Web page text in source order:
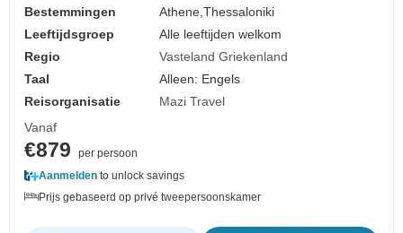
Bestemmingen
Athene,Thessaloniki
Leeftijdsgroep
Alle leeftijden welkom
Regio
Vasteland Griekenland
Taal
Alleen: Engels
Reisorganisatie
Mazi Travel
Vanaf
€879
per persoon
Aanmelden to unlock savings
Prijs gebaseerd op privé tweepersoonskamer